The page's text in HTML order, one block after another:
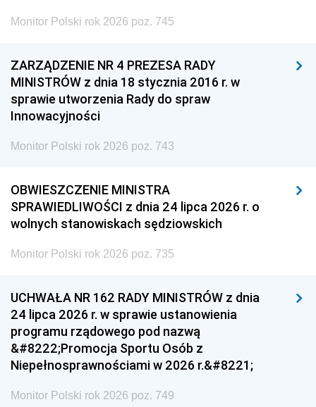
Monitor Polski rok 2026 poz. 745
ZARZĄDZENIE NR 4 PREZESA RADY
MINISTRÓW z dnia 18 stycznia 2016 r. w
sprawie utworzenia Rady do spraw
Innowacyjności
Monitor Polski rok 2026 poz. 743
OBWIESZCZENIE MINISTRA
SPRAWIEDLIWOŚCI z dnia 24 lipca 2026 r. o
wolnych stanowiskach sędziowskich
Monitor Polski rok 2026 poz. 735
UCHWAŁA NR 162 RADY MINISTRÓW z dnia
24 lipca 2026 r. w sprawie ustanowienia
programu rządowego pod nazwą
&#8222;Promocja Sportu Osób z
Niepełnosprawnościami w 2026 r.&#8221;
Monitor Polski rok 2026 poz. 749